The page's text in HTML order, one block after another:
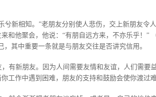
兮新相知。”老朋友分别使人悲伤，交上新朋友
和他聚会，他说：“有朋自远方来，不亦乐乎！
其中重要一条就是与朋友交往是否讲究信用。
有新朋友。因为人间需要友情和友谊，人们需
工作中遇到困难，朋友的支持和鼓励会使你渡过